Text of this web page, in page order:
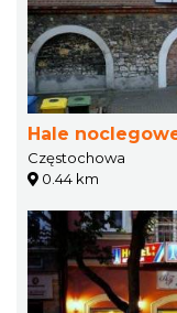
Hale
Częstochowa
0.44 km